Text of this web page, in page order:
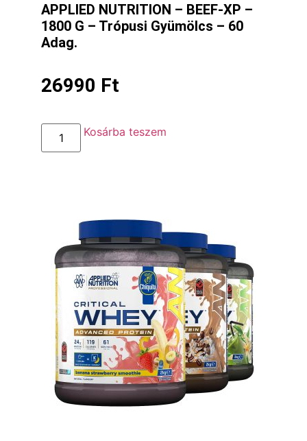
APPLIED NUTRITION – BEEF-XP –
1800 G – Trópusi Gyümölcs – 60
Adag.
26990 Ft
Kosárba teszem